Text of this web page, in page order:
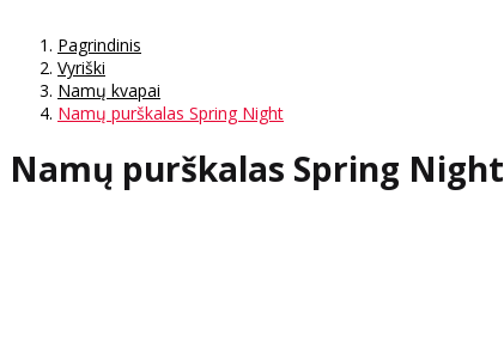
Pagrindinis
Vyriški
Namų kvapai
Namų purškalas Spring Night
Namų purškalas Spring Night